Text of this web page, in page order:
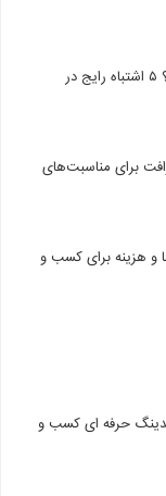
چرا چسب روی کارتن باز می‌شود؟ ۵ اشتباه رایج در
برای مناسبت‌های
و هزینه برای کسب و
حرفه ای کسب و